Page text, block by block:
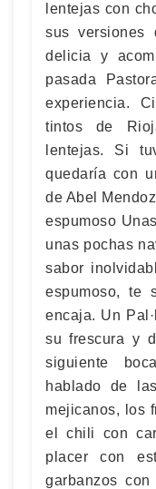
lentejas con
sus
delicia y
pasada
experiencia.
tintos de
lentejas. Si
quedaría con
de Abel
espumoso
unas pochas
sabor
espumoso, te
encaja. Un
su frescura y
siguiente
hablado de
mejicanos, los
el chili con
placer con
garbanzos